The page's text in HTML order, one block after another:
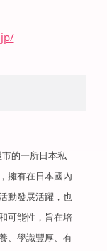
的一所日本私
擁有在日本國內
動發展活躍，也
可能性，旨在培
、學識豐厚、有